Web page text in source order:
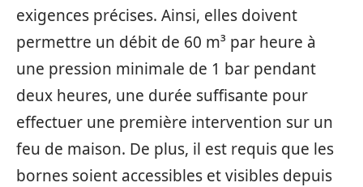
exigences précises. Ainsi, elles doivent
permettre un débit de 60 m³ par heure à
une pression minimale de 1 bar pendant
deux heures, une durée suffisante pour
effectuer une première intervention sur un
feu de maison. De plus, il est requis que les
bornes soient accessibles et visibles depuis